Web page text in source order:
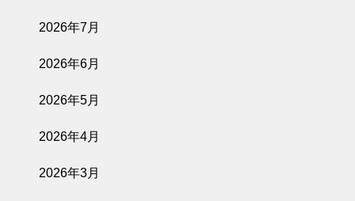
2026年7月
2026年6月
2026年5月
2026年4月
2026年3月